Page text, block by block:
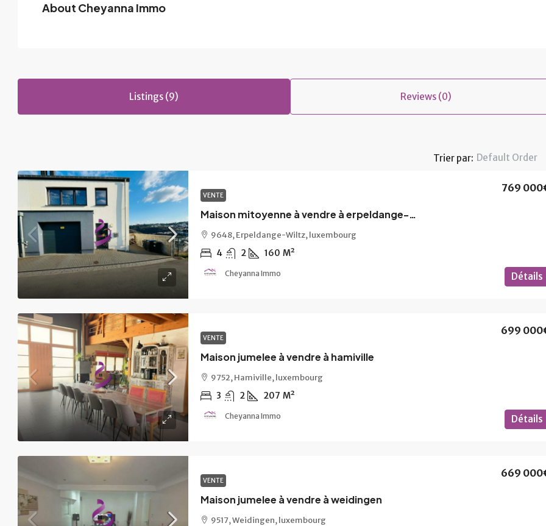
About Cheyanna Immo
Listings (9) Reviews (0)
Trier par: Default Order
VENTE
Maison mitoyenne à vendre à erpeldange-wiltz
769
9648, Erpeldange-Wiltz, luxembourg
4 2 160 M²
Détails
Cheyanna Immo
VENTE
Maison jumelee à vendre à hamiville
699
9752, Hamiville, luxembourg
3 2 207 M²
Détails
Cheyanna Immo
VENTE
Maison jumelee à vendre à weidingen
669
9517, Weidingen, luxembourg